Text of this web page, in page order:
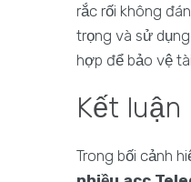
rắc rối không
trọng và sử
hợp để bảo vệ
Kết luận
Trong bối cảnh